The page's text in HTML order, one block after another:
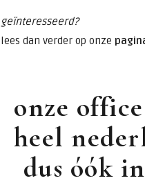
geïnteresseerd?
lees dan verder op onze
onze
heel
dus óók